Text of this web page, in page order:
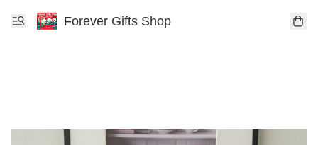
Forever Gifts Shop